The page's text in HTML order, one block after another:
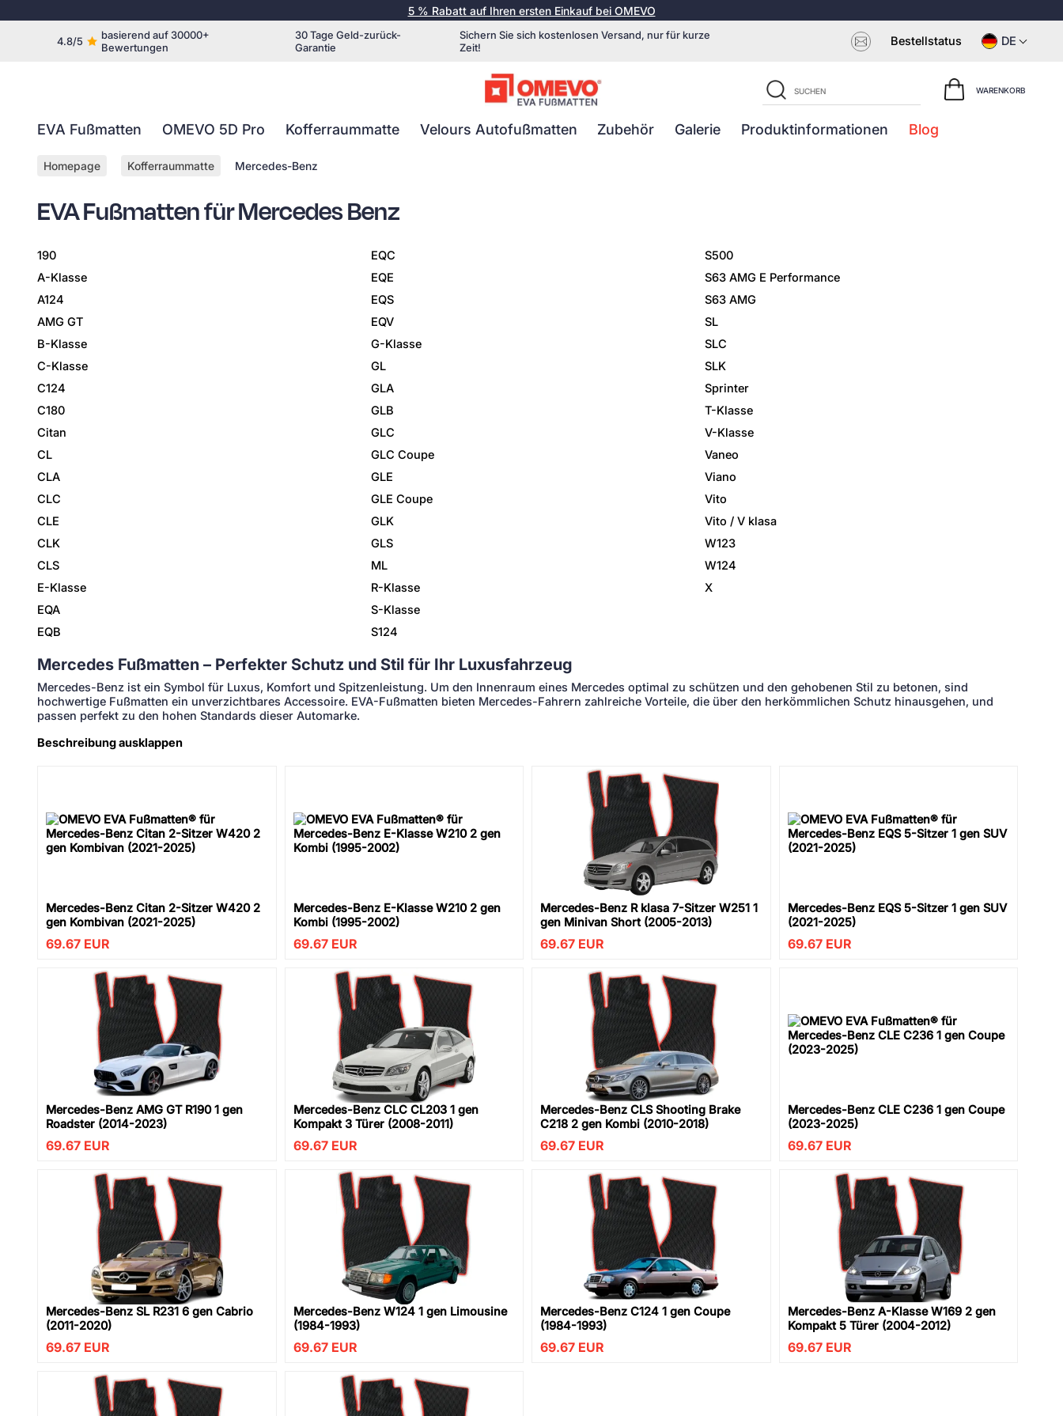
5 % Rabatt auf Ihren ersten Einkauf bei OMEVO
4.8/5
basierend auf 30000+
Bewertungen
30 Tage Geld-zurück-
Garantie
Sichern Sie sich kostenlosen Versand, nur für kurze
Zeit!
Bestellstatus DE
WARENKORB
EVA Fußmatten OMEVO 5D Pro Kofferraummatte Velours Autofußmatten Zubehör Galerie Produktinformationen Blog
Homepage Kofferraummatte Mercedes-Benz
EVA Fußmatten für Mercedes Benz
190
A-Klasse
A124
AMG GT
B-Klasse
C-Klasse
C124
C180
Citan
CL
CLA
CLC
CLE
CLK
CLS
E-Klasse
EQA
EQB
EQC
EQE
EQS
EQV
G-Klasse
GL
GLA
GLB
GLC
GLC Coupe
GLE
GLE Coupe
GLK
GLS
ML
R-Klasse
S-Klasse
S124
S500
S63 AMG E Performance
S63 AMG
SL
SLC
SLK
Sprinter
T-Klasse
V-Klasse
Vaneo
Viano
Vito
Vito / V klasa
W123
W124
X
Mercedes Fußmatten – Perfekter Schutz und Stil für Ihr Luxusfahrzeug
Mercedes-Benz ist ein Symbol für Luxus, Komfort und Spitzenleistung. Um den Innenraum eines Mercedes optimal zu schützen und den gehobenen Stil zu betonen, sind
hochwertige Fußmatten ein unverzichtbares Accessoire. EVA-Fußmatten bieten Mercedes-Fahrern zahlreiche Vorteile, die über den herkömmlichen Schutz hinausgehen, und
passen perfekt zu den hohen Standards dieser Automarke.
Beschreibung ausklappen
Mercedes-Benz Citan 2-Sitzer W420 2
gen Kombivan (2021-2025)
69.67 EUR
Mercedes-Benz E-Klasse W210 2 gen
Kombi (1995-2002)
69.67 EUR
Mercedes-Benz R klasa 7-Sitzer W251 1
gen Minivan Short (2005-2013)
69.67 EUR
Mercedes-Benz EQS 5-Sitzer 1 gen SUV
(2021-2025)
69.67 EUR
Mercedes-Benz AMG GT R190 1 gen
Roadster (2014-2023)
69.67 EUR
Mercedes-Benz CLC CL203 1 gen
Kompakt 3 Türer (2008-2011)
69.67 EUR
Mercedes-Benz CLS Shooting Brake
C218 2 gen Kombi (2010-2018)
69.67 EUR
Mercedes-Benz CLE C236 1 gen Coupe
(2023-2025)
69.67 EUR
Mercedes-Benz SL R231 6 gen Cabrio
(2011-2020)
69.67 EUR
Mercedes-Benz W124 1 gen Limousine
(1984-1993)
69.67 EUR
Mercedes-Benz C124 1 gen Coupe
(1984-1993)
69.67 EUR
Mercedes-Benz A-Klasse W169 2 gen
Kompakt 5 Türer (2004-2012)
69.67 EUR